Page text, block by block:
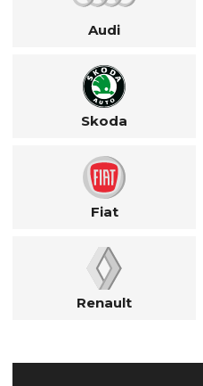
Audi
Skoda
Fiat
Renault